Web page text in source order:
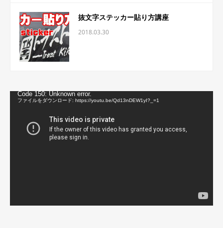
抜文字ステッカー貼り方講座
2018.03.30
動Code 150: Unknown error.
ファイルをダウンロード: https://youtu.be/Qd13nDEW1yI?_=1